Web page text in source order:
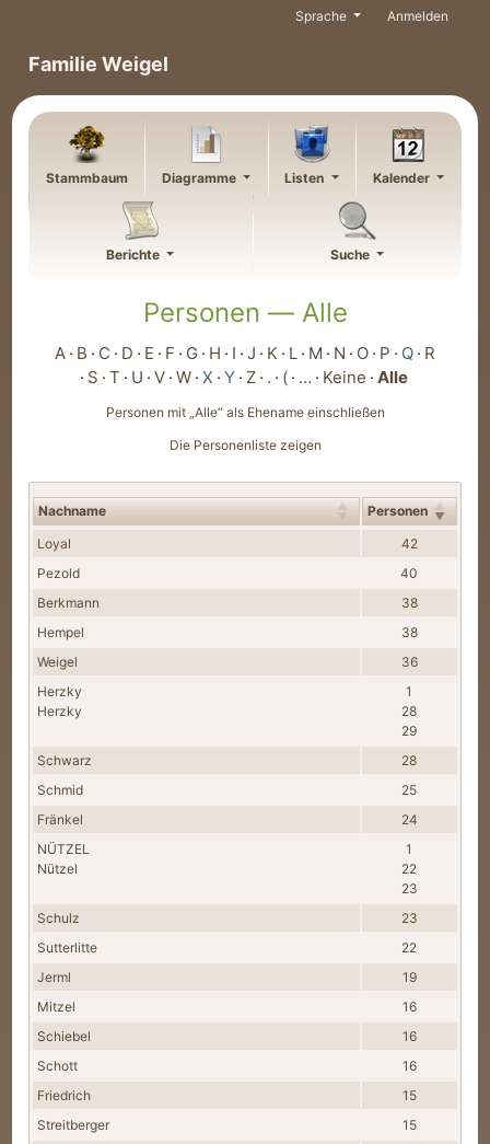
Familie Weigel
Sprache Anmelden
Stammbaum Diagramme Listen Kalender
Berichte Suche
Personen — Alle
A B C D E F G H I J K L M N O P Q R
S T U V W X Y Z . ( … Keine Alle
Personen mit „Alle“ als Ehename einschließen
Die Personenliste zeigen
Nachnamen
Nachname
Personen
Loyal
42
Pezold
40
Berkmann
38
Hempel
38
Weigel
36
Herzky
Herzky
1
28
29
Schwarz
28
Schmid
25
Fränkel
24
NÜTZEL
Nützel
1
22
23
Schulz
23
Sutterlitte
22
Jerml
19
Mitzel
16
Schiebel
16
Schott
16
Friedrich
15
Streitberger
15